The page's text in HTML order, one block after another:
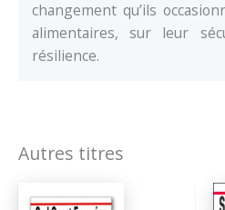
changement qu’ils
alimentaires, sur leur
résilience.
Autres titres